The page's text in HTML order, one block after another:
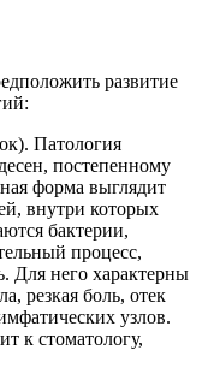
развитие
Патология
постепенному
форма выглядит
внутри которых
бактерии,
процесс,
Для него характерны
резкая боль, отек
узлов.
к стоматологу,